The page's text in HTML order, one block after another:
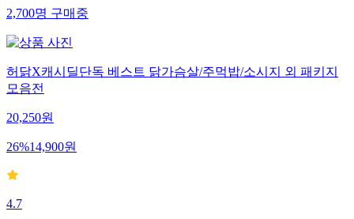
2,700명구매중
허닭X캐시딜단독 베스트 닭가슴살/주먹밥/소시지 외 패키지
모음전
20,250원
26%14,900원
4.7